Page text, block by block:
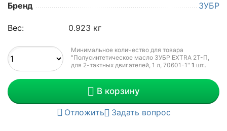
Бренд ЗУБР
Вес: 0.923 кг
Минимальное количество для товара
"Полусинтетическое масло ЗУБР EXTRA 2Т-П,
для 2-тактных двигателей, 1 л, 70601-1" 1 шт..
В корзину
Отложить Задать вопрос